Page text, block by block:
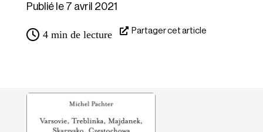
Publié le 7 avril 2021
4 min de lecture Partager cet article